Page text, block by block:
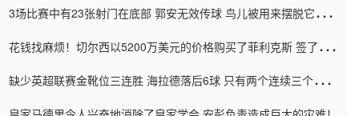
3场比赛中有23张射门在底部 郭安无效传球 鸟儿被用来摆脱它
花钱找麻烦！切尔西以5200万美元的价格购买了菲利克斯 签了7年
缺少英超联赛金靴位三连胜 海拉德落后6球 只有两个连续三个连续